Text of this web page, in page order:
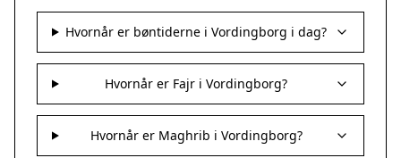
Hvornår er bøntiderne i Vordingborg i dag?
Hvornår er Fajr i Vordingborg?
Hvornår er Maghrib i Vordingborg?